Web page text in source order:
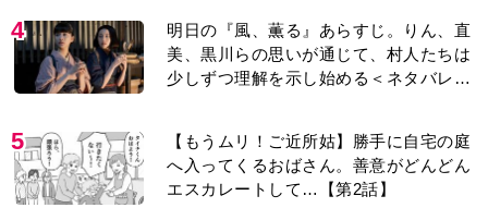
4
明日の『風、薫る』あらすじ。りん、直
美、黒川らの思いが通じて、村人たちは
少しずつ理解を示し始める＜ネタバレあ
5
【もうムリ！ご近所姑】勝手に自宅の庭
へ入ってくるおばさん。善意がどんどん
エスカレートして…【第2話】